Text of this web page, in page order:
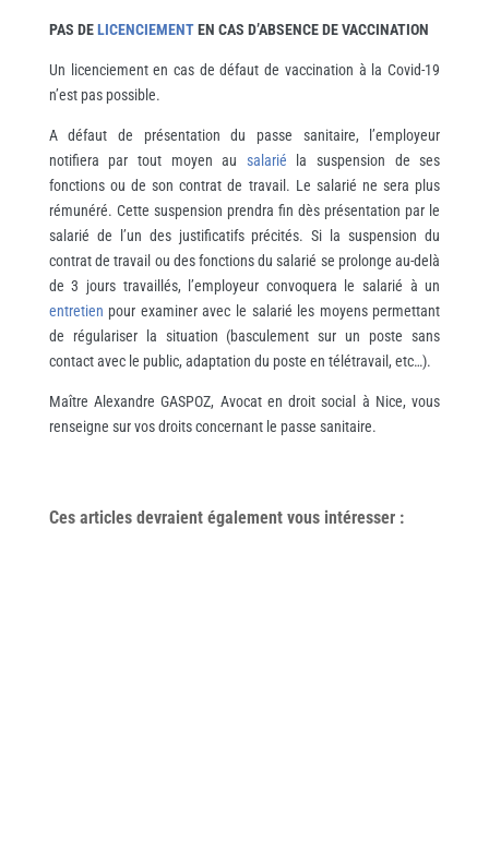
PAS DELICENCIEMENTEN CAS D’ABSENCE DE VACCINATION
Un licenciement en cas de défaut de vaccination à la Covid-19
n’est pas possible.
A défaut de présentation du passe sanitaire, l’employeur
notifiera par tout moyen au salarié la suspension de ses
fonctions ou de son contrat de travail. Le salarié ne sera plus
rémunéré. Cette suspension prendra fin dès présentation par le
salarié de l’un des justificatifs précités. Si la suspension du
contrat de travail ou des fonctions du salarié se prolonge au-delà
de 3 jours travaillés, l’employeur convoquera le salarié à un
entretien pour examiner avec le salarié les moyens permettant
de régulariser la situation (basculement sur un poste sans
contact avec le public, adaptation du poste en télétravail, etc…).
Maître Alexandre GASPOZ, Avocat en droit social à Nice, vous
renseigne sur vos droits concernant le passe sanitaire.
Ces articles devraient également vous intéresser: